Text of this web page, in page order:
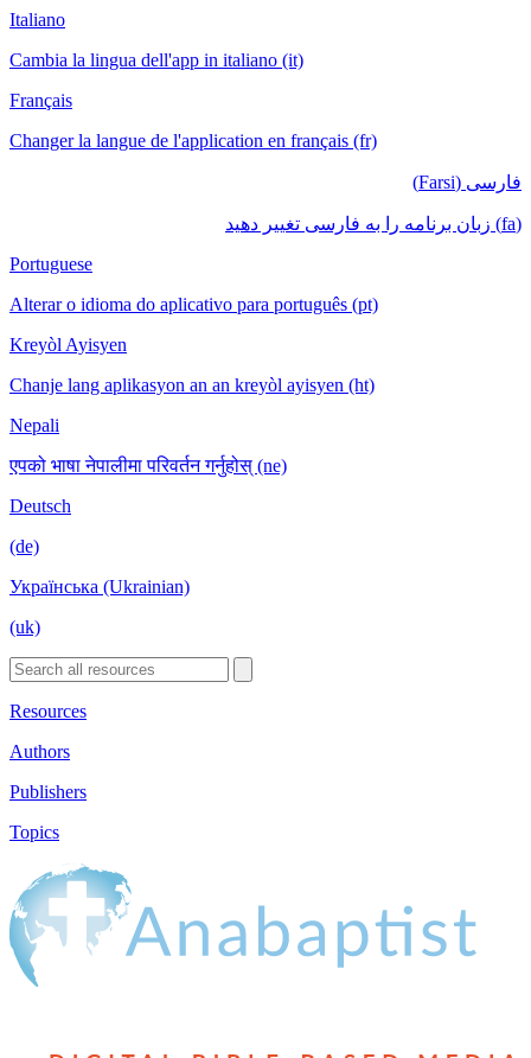
Italiano
Cambia la lingua dell'app in italiano (it)
Français
Changer la langue de l'application en français (fr)
فارسی (Farsi)
(fa) زبان برنامه را به فارسی تغییر دهید
Portuguese
Alterar o idioma do aplicativo para português (pt)
Kreyòl Ayisyen
Chanje lang aplikasyon an an kreyòl ayisyen (ht)
Nepali
एपको भाषा नेपालीमा परिवर्तन गर्नुहोस् (ne)
Deutsch
(de)
Українська (Ukrainian)
(uk)
Resources
Authors
Publishers
Topics